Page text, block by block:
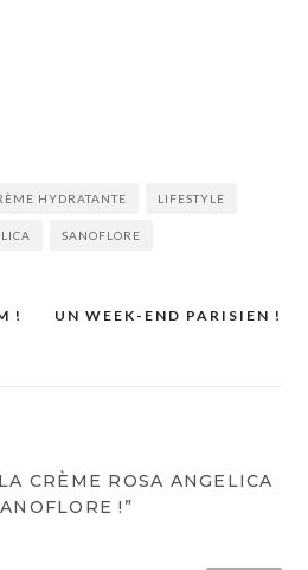
HYDRATANTE LIFESTYLE
SANOFLORE
UN WEEK-END PARISIEN !
!
CRÈME ROSA ANGELICA
!”